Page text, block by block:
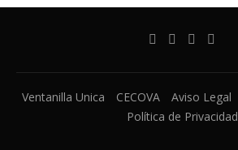
Ventanilla Unica CECOVA Aviso Legal
Política de Privacidad